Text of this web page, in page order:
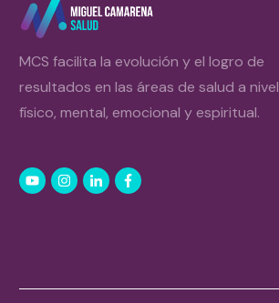
MCS facilita la evolución y el logro de
resultados en las áreas de salud a nivel
físico, mental, emocional y espiritual.